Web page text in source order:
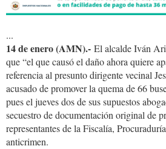
...
14 de enero (AMN).- El alcalde Iván
que “el que causó el daño ahora quiere
referencia al presunto dirigente vecinal
acusado de promover la quema de 66
pues el jueves dos de sus supuestos
secuestro de documentación original de
representantes de la Fiscalía,
anticrimen.